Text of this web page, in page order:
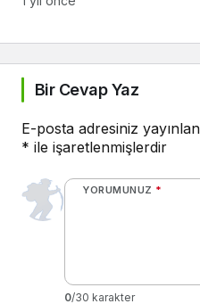
Bir Cevap Yaz
E-posta adresiniz
* ile işaretlenmişlerdir
YORUMUNUZ *
0/30 karakter